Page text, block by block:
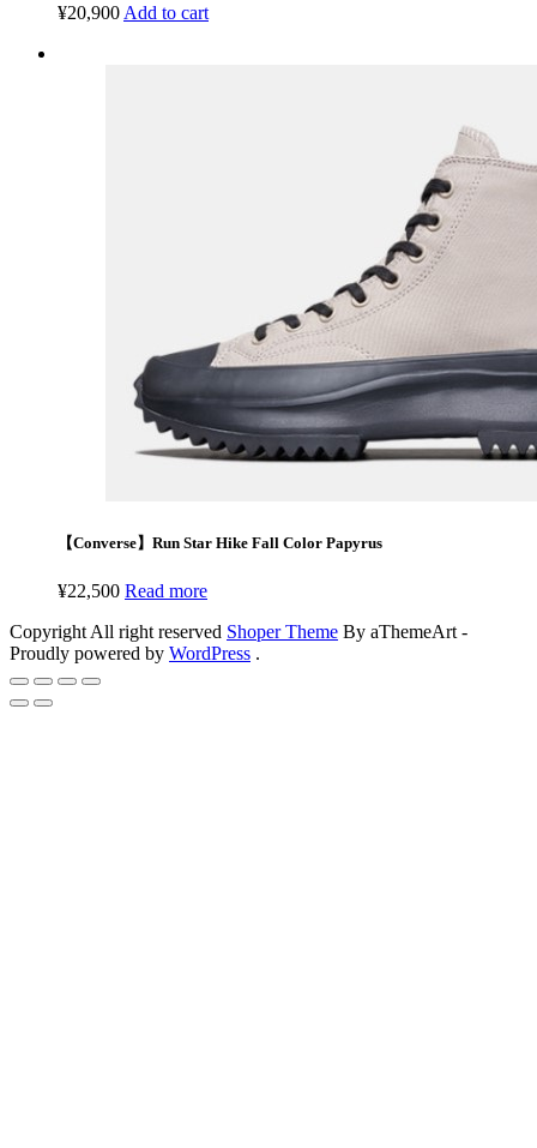
¥20,900 Add to cart
【Converse】Run Star Hike Fall Color Papyrus
¥22,500 Read more
Copyright All right reserved Shoper Theme By aThemeArt -
Proudly powered by WordPress .